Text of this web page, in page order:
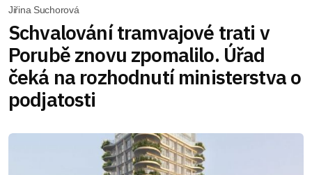
Jiřina Suchorová
Schvalování tramvajové trati v
Porubě znovu zpomalilo. Úřad
čeká na rozhodnutí ministerstva o
podjatosti